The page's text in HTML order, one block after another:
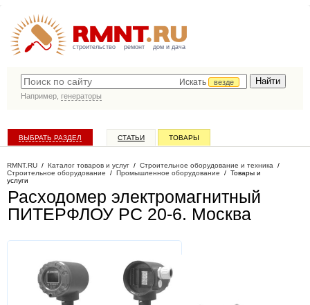
строительство ремонт дом и дача
Искать
везде
Например, генераторы
ВЫБРАТЬ РАЗДЕЛ СТАТЬИ ТОВАРЫ
RMNT.RU / Каталог товаров и услуг / Строительное оборудование и техника /
Строительное оборудование / Промышленное оборудование / Товары и
услуги
Расходомер электромагнитный
ПИТЕРФЛОУ РС 20-6. Москва